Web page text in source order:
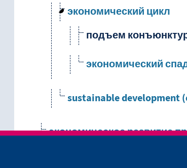
экономический цикл
подъем
экономический
sustainable development
экономическое развитие